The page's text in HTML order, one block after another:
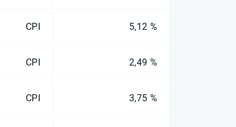
CPI 5,12 %
CPI 2,49 %
CPI 3,75 %